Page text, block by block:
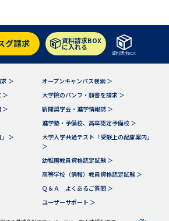
ーザーサポート
受付内容・発送状況の確認
個人情報取扱規定
訂正のご案内
グ請求 資料請求BOX
に入れる
資料請求BOX
＞
オープンキャンパス検索 ＞
＞
大学院のパンフ・願書を請求 ＞
＞
新聞奨学会・進学情報誌 ＞
進学塾・予備校、高卒認定予備校 ＞
＞
大学入学共通テスト「受験上の配慮案内」
＞
幼稚園教員資格認定試験 ＞
高等学校（情報）教員資格認定試験 ＞
Ｑ＆Ａ よくあるご質問 ＞
ユーザーサポート ＞